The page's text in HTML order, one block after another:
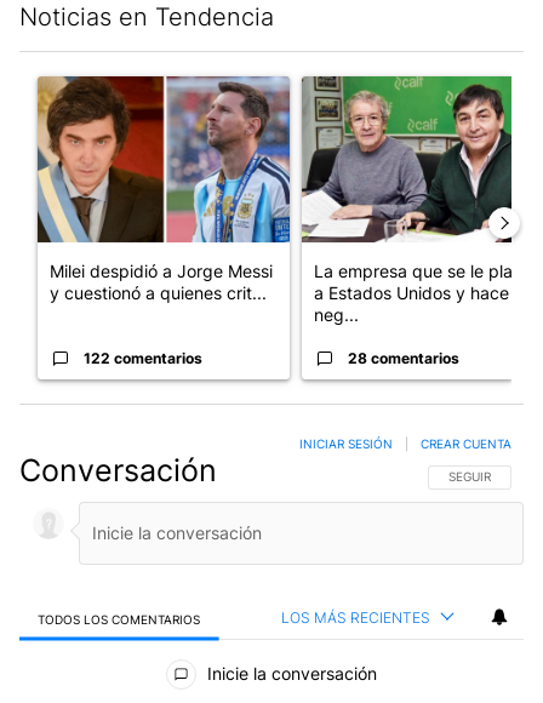
Noticias en Tendencia
Un artículo de tendencia con el título "Milei despidió a Jorge
Milei despidió a Jorge Messi
y cuestionó a quienes crit...
122 comentarios
Un artículo de tendencia con
La empresa que se le plantó
a Estados Unidos y hace
neg...
28 comentarios
Conversación SIGA ESTA
SEGUIR
INICIAR SESIÓN CREAR CUENTA
TODOS LOS COMENTARIOS LOS MÁS RECIENTES
Todos los comentarios
Inicie la conversación